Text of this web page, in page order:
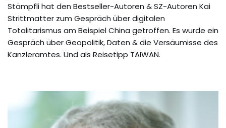
Stämpfli hat den Bestseller-Autoren & SZ-Autoren Kai
Strittmatter zum Gespräch über digitalen
Totalitarismus am Beispiel China getroffen. Es wurde ein
Gespräch über Geopolitik, Daten & die Versäumisse des
Kanzleramtes. Und als Reisetipp TAIWAN.